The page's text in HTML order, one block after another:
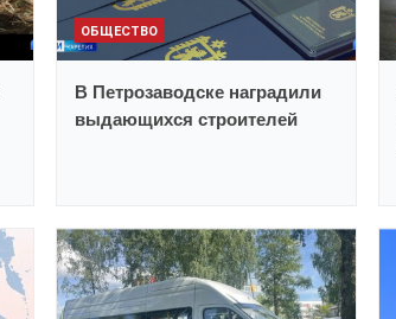
ОБЩЕСТВО
В Петрозаводске наградили
выдающихся строителей